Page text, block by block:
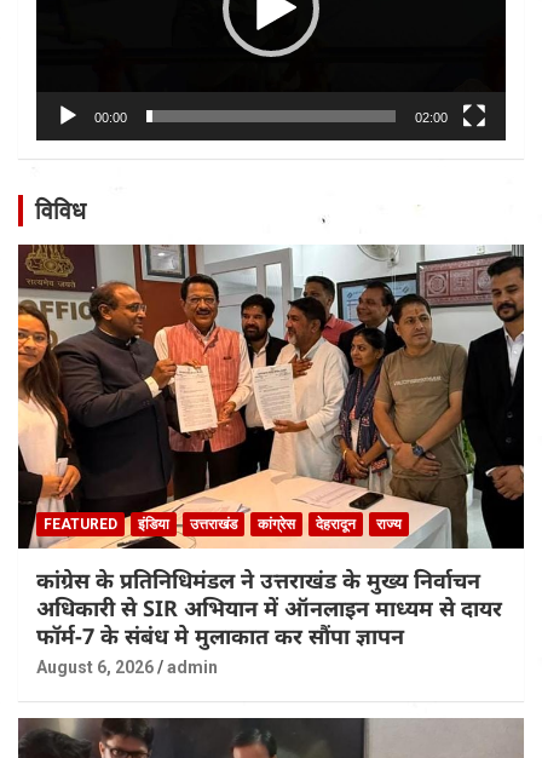
00:00 02:00
विविध
FEATURED इंडिया उत्तराखंड कांग्रेस देहरादून राज्य
कांग्रेस के प्रतिनिधिमंडल ने उत्तराखंड के मुख्य निर्वाचन
अधिकारी से SIR अभियान में ऑनलाइन माध्यम से दायर
फॉर्म-7 के संबंध मे मुलाकात कर सौंपा ज्ञापन
August 6, 2026 admin